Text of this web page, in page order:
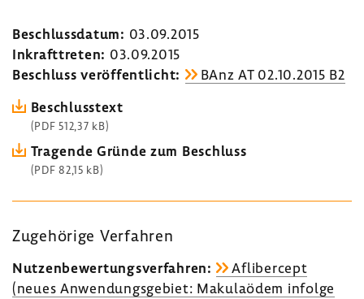
Beschluss­datum: 03.09.2015
Inkraft­treten: 03.09.2015
Beschluss veröf­fent­licht:
BAnz AT 02.10.2015 B2
Beschluss­text
(PDF 512,37 kB)
Tragende Gründe zum Beschluss
(PDF 82,15 kB)
Zuge­hö­rige Verfahren
Nutzen­be­wer­tungs­ver­fahren:
Afli­ber­cept
(neues Anwen­dungs­ge­biet: Maku­laödem infolge